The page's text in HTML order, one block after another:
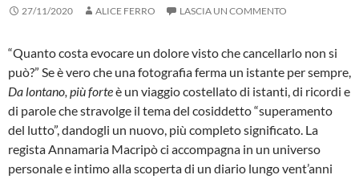
27/11/2020 ALICE FERRO LASCIA UN COMMENTO
“Quanto costa evocare un dolore visto che cancellarlo non si
può?” Se è vero che una fotografia ferma un istante per sempre,
Da lontano, più forteè un viaggio costellato di istanti, di ricordi e
di parole che stravolge il tema del cosiddetto “superamento
del lutto”, dandogli un nuovo, più completo significato. La
regista Annamaria Macripò ci accompagna in un universo
personale e intimo alla scoperta di un diario lungo vent’anni